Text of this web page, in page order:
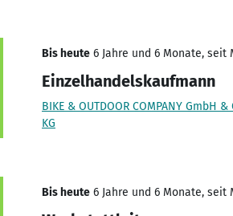
Bis heute 6 Jahre und 6 Monate, seit
Einzelhandelskaufmann
BIKE & OUTDOOR COMPANY GmbH &
KG
Bis heute 6 Jahre und 6 Monate, seit